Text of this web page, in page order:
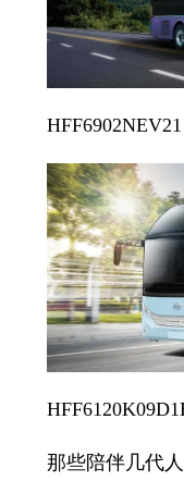
HFF6902NEV21
那些陪伴几代